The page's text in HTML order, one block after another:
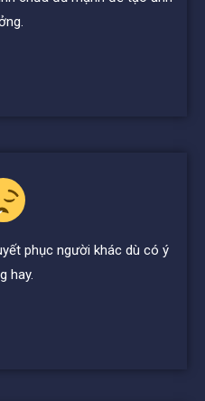
phục người khác dù có ý
hay.